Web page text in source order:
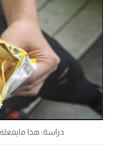
دراسة: هذا